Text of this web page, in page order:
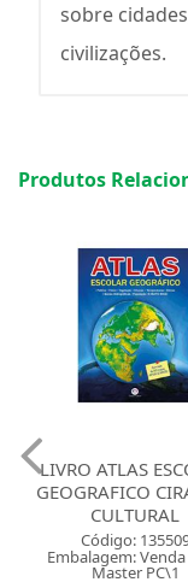
sobre
civilizações.
Produtos
LIVRO ATLAS
GEOGRAFICO
CULTURAL
Código:
Embalagem: Venda
Master PC\1